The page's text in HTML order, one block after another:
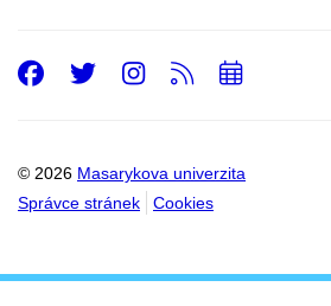
© 2026 Masarykova univerzita
Správce stránek
Cookies
Facebook
Twitter
Instagram
RSSPřidat